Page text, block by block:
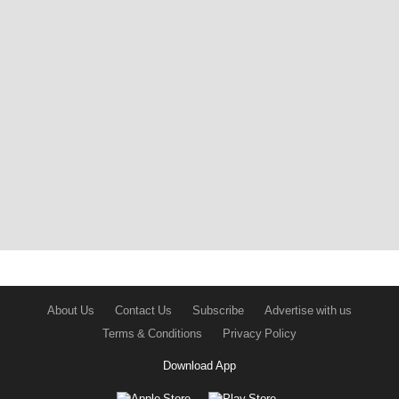
About Us Contact Us Subscribe
Advertise with us
Terms & Conditions
Privacy Policy
Download App